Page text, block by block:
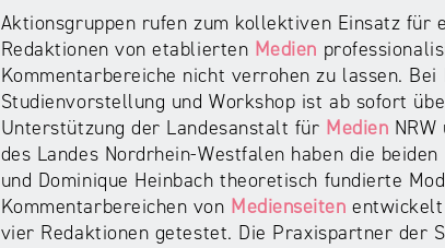
Aktionsgruppen rufen zum kollektiven Einsatz für
Redaktionen von etablierten Medien
Kommentarbereiche nicht verrohen zu lassen. Bei
Studienvorstellung und Workshop ist ab sofort
Unterstützung der Landesanstalt für Medien
des Landes Nordrhein-Westfalen haben die
und Dominique Heinbach theoretisch fundierte
Kommentarbereichen von Medienseiten
vier Redaktionen getestet. Die Praxispartner der